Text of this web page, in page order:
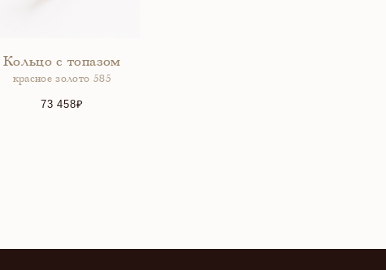
Кольцо с топазом
красное золото 585
73 458